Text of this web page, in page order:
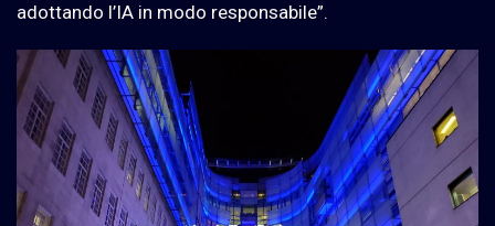
adottando l’IA in modo responsabile”.